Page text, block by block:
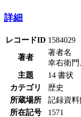
詳細
レコードID 1584029
著者
著者名
幸右衛門
主題
14 書状
カテゴリ
歴史
所蔵場所
記録資料
所在記号
1571